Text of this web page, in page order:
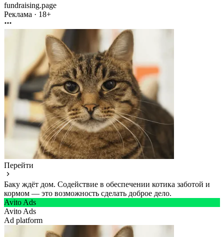
fundraising.page
Реклама · 18+
Перейти
Баку ждёт дом. Содействие в обеспечении котика заботой и
кормом — это возможность сделать доброе дело.
Avito Ads
Avito Ads
Ad platform